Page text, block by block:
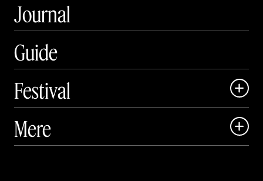
Journal
Guide
Festival

 Art Matter Festival
Mere 